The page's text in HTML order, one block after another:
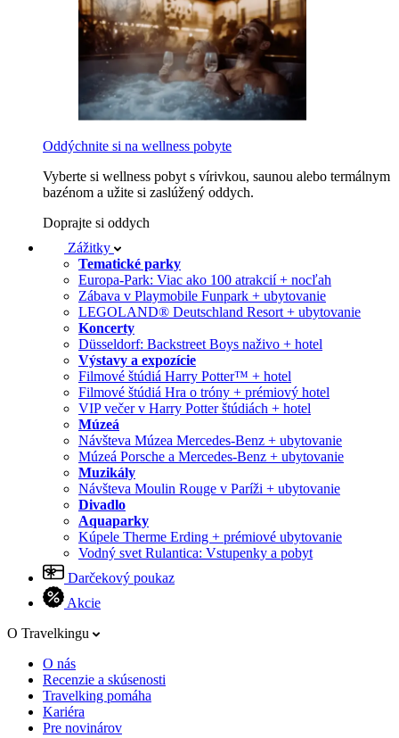
Oddýchnite si na wellness pobyte
Vyberte si wellness pobyt s vírivkou, saunou alebo termálnym
bazénom a užite si zaslúžený oddych.
Doprajte si oddych
Zážitky
Tematické parky
Europa-Park: Viac ako 100 atrakcií + nocľah
Zábava v Playmobile Funpark + ubytovanie
LEGOLAND® Deutschland Resort + ubytovanie
Koncerty
Düsseldorf: Backstreet Boys naživo + hotel
Výstavy a expozície
Filmové štúdiá Harry Potter™ + hotel
Filmové štúdiá Hra o tróny + prémiový hotel
VIP večer v Harry Potter štúdiách + hotel
Múzeá
Návšteva Múzea Mercedes-Benz + ubytovanie
Múzeá Porsche a Mercedes-Benz + ubytovanie
Muzikály
Návšteva Moulin Rouge v Paríži + ubytovanie
Divadlo
Aquaparky
Kúpele Therme Erding + prémiové ubytovanie
Vodný svet Rulantica: Vstupenky a pobyt
Darčekový poukaz
Akcie
O Travelkingu
O nás
Recenzie a skúsenosti
Travelking pomáha
Kariéra
Pre novinárov